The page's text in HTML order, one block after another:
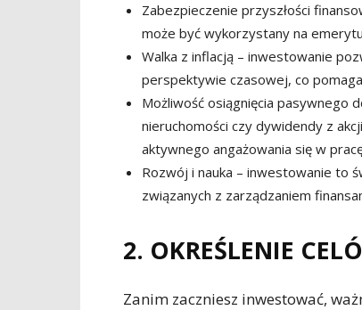
Zabezpieczenie przyszłości
może być wykorzystany na
Walka z inflacją – inwestowanie
perspektywie czasowej, co
Możliwość osiągnięcia pasywnego
nieruchomości czy dywidendy z
aktywnego angażowania się w
Rozwój i nauka – inwestowanie to
związanych z zarządzaniem
2. OKREŚLENIE
Zanim zaczniesz inwestować,